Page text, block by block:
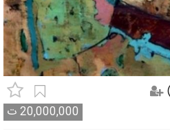
20,000,000ت